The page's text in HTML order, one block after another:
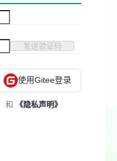
发送验证码
使用Gitee登录
和 《隐私声明》